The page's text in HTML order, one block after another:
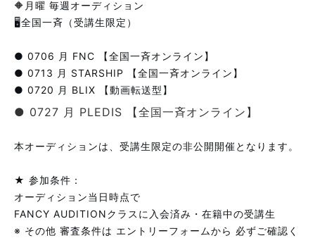
🔶月曜 毎週オーディション
🖥全国一斉（受講生限定）
● 0706 月 FNC 【全国一斉オンライン】
● 0713 月 STARSHIP 【全国一斉オンライン】
● 0720 月 BLIX 【動画転送型】
● 0727 月 PLEDIS 【全国一斉オンライン】
本オーディションは、受講生限定の非公開開催となります。
★ 参加条件：
オーディション当日時点で
FANCY AUDITIONクラスに入会済み・在籍中の受講生
※ その他 審査条件は エントリーフォームから 必ずご確認く